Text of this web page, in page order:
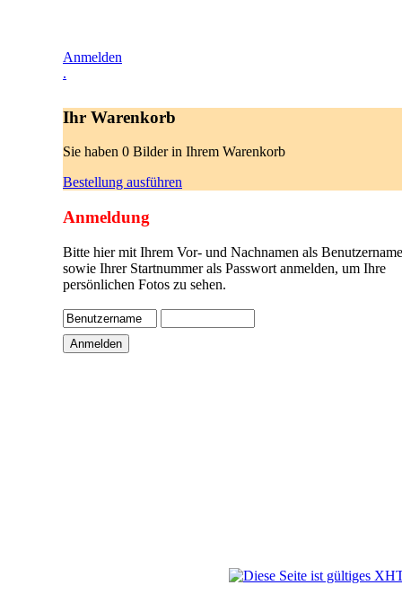
Anmelden
.
Ihr Warenkorb
Sie haben 0 Bilder in Ihrem Warenkorb
Bestellung ausführen
Anmeldung
Bitte hier mit Ihrem Vor- und Nachnamen als
sowie Ihrer Startnummer als Passwort anmelden, um Ihre
persönlichen Fotos zu sehen.